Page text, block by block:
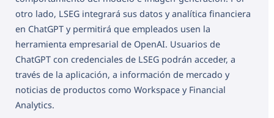
otro lado, LSEG integrará sus datos y analítica financiera
en ChatGPT y permitirá que empleados usen la
herramienta empresarial de OpenAI. Usuarios de
ChatGPT con credenciales de LSEG podrán acceder, a
través de la aplicación, a información de mercado y
noticias de productos como Workspace y Financial
Analytics.